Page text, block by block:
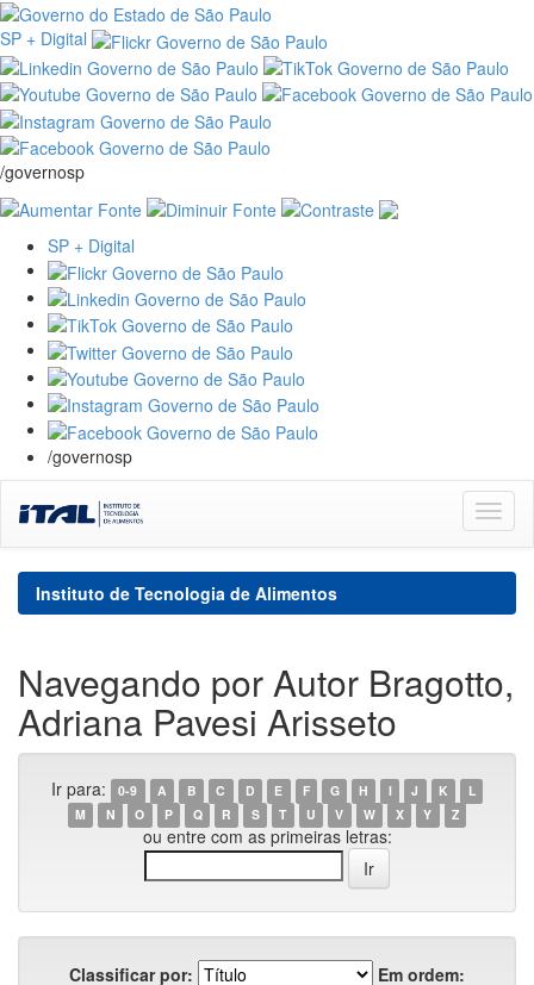
SP + Digital
/governosp
SP + Digital
/governosp
navigation
Instituto de Tecnologia de Alimentos
Navegando por Autor Bragotto,
Adriana Pavesi Arisseto
Ir para: 0-9 A B C D E F G H I J K
L
M
N O P Q R S T U V W X Y Z
ou entre com as primeiras letras:
Classificar por:
Em ordem: